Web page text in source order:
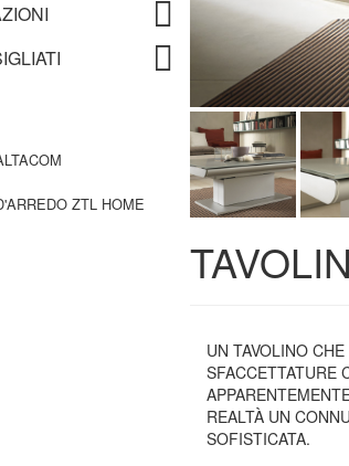
ZTL HOME
UN TAVOLINO
SFACCETTATURE
REALTÀ UN
SOFISTICATA.